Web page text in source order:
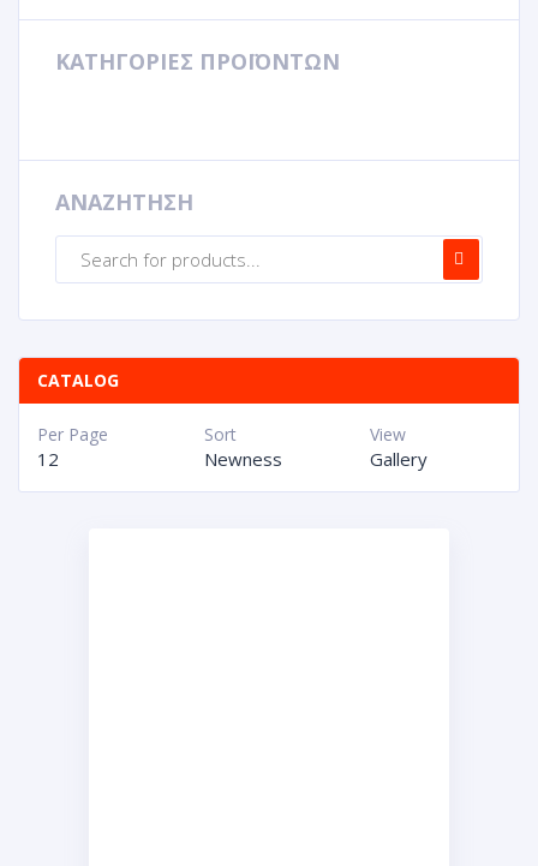
ΚΑΤΗΓΟΡΙΕΣ ΠΡΟΪΟΝΤΩΝ
ΑΝΑΖΗΤΗΣΗ
CATALOG
View
Gallery
Sort
Newness
Per Page
12